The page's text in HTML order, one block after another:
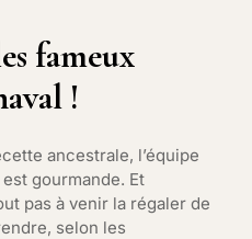
fameux
!
ancestrale, l’équipe
gourmande. Et
pas à venir la régaler de
selon les